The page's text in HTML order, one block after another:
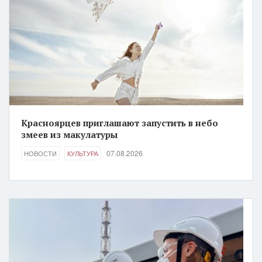
Красноярцев приглашают запустить в небо
змеев из макулатуры
НОВОСТИ КУЛЬТУРА 07.08.2026